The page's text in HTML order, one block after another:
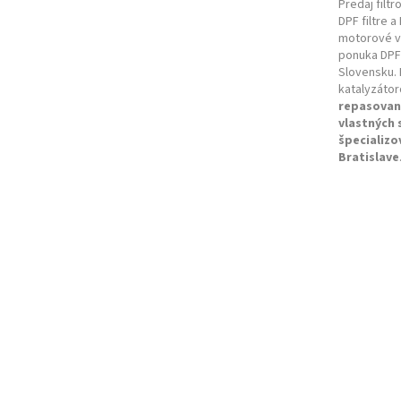
Predaj
DPF filtre a
motorové
ponuka
Slovensku.
vlastných
Bratislave.